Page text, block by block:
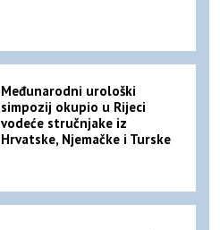
Međunarodni urološki
simpozij okupio u Rijeci
vodeće stručnjake iz
Hrvatske, Njemačke i Turske